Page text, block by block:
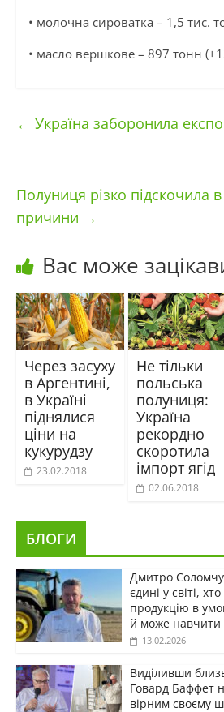
• молочна сироватка – 1,5 тис.
• масло вершкове – 897 тонн
← Україна заборонила
Полуниця різко підскочила
причини →
Вас може
Через засуху
в Аргентині,
в Україні
піднялися
ціни на
кукурудзу
23.02.2018
Не тільки
польська
полуниця:
Україна
рекордно
скоротила
імпорт ягід
02.06.2018
БЛОГИ
Дмитро
єдині у світі,
продукцію в
й може навчити
13.02.2026
Виділивши
Говард Баффет
вірним своєму